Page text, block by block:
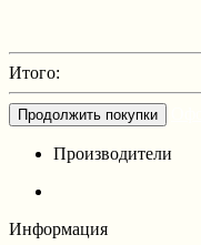
Итого:
Продолжить покупки
Производители
Информация